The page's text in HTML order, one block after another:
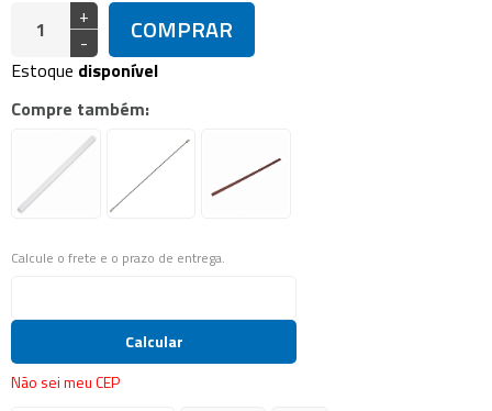
+
-
COMPRAR
Estoque disponível
Compre também:
Calcule o frete e o prazo de entrega.
Calcular
Não sei meu CEP